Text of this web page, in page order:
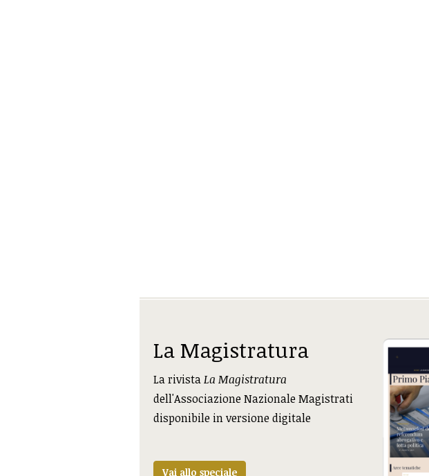
La Magistratura
La rivistaLa Magistratura
dell'Associazione Nazionale Magistrati
disponibile in versione digitale
Vai allo speciale